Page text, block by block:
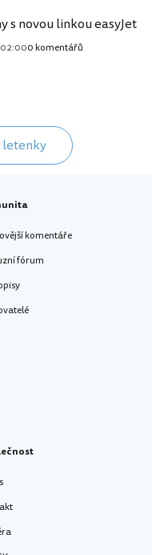
s novou linkou easyJet
0 komentářů
letenky
komentáře
fórum